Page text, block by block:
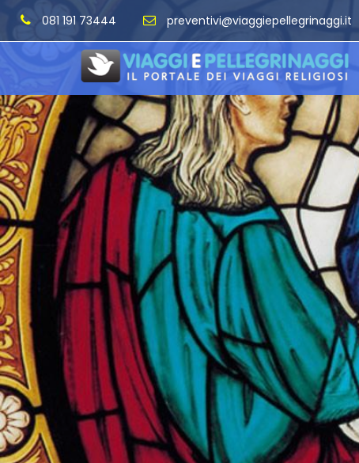
081 191 73444 preventivi@viaggiepellegrinaggi.it